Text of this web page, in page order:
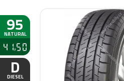
95
NATURAL
41,50
D
DIESEL